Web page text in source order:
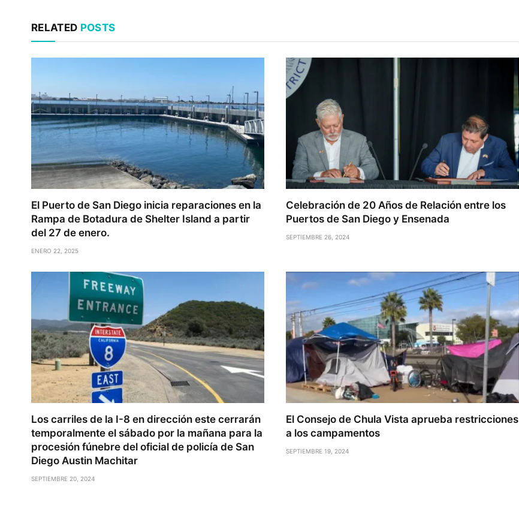
RELATED POSTS
El Puerto de San Diego inicia reparaciones en la
Rampa de Botadura de Shelter Island a partir
del 27 de enero.
ENERO 22, 2025
Celebración de 20 Años de Relación entre los
Puertos de San Diego y Ensenada
SEPTIEMBRE 26, 2024
Los carriles de la I-8 en dirección este cerrarán
temporalmente el sábado por la mañana para la
procesión fúnebre del oficial de policía de San
Diego Austin Machitar
SEPTIEMBRE 20, 2024
El Consejo de Chula Vista aprueba restricciones
a los campamentos
SEPTIEMBRE 19, 2024